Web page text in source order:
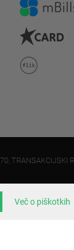
TRANSAKCIJSKI
Več o piškotkih